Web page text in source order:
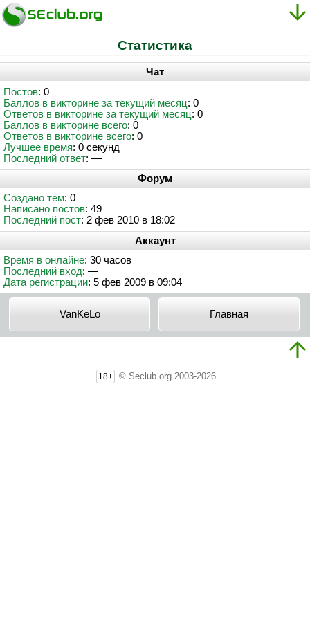
Статистика
Чат
Постов: 0
Баллов в викторине за текущий месяц: 0
Ответов в викторине за текущий месяц: 0
Баллов в викторине всего: 0
Ответов в викторине всего: 0
Лучшее время: 0 секунд
Последний ответ: —
Форум
Создано тем: 0
Написано постов: 49
Последний пост: 2 фев 2010 в 18:02
Аккаунт
Время в онлайне: 30 часов
Последний вход: —
Дата регистрации: 5 фев 2009 в 09:04
VanKeLo Главная
18+ © Seclub.org 2003-2026